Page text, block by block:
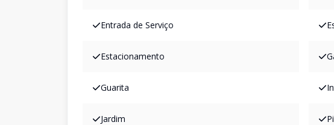
Entrada de Serviço
Estacionamento
Guarita
Jardim